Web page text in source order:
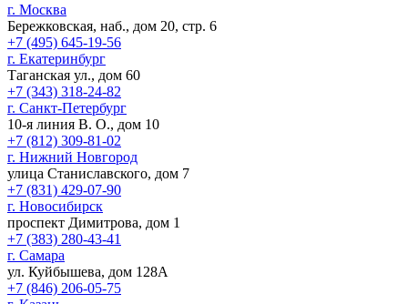
г. Москва
Бережковская, наб., дом 20, стр. 6
+7 (495) 645-19-56
г. Екатеринбург
Таганская ул., дом 60
+7 (343) 318-24-82
г. Санкт-Петербург
10-я линия В. О., дом 10
+7 (812) 309-81-02
г. Нижний Новгород
улица Станиславского, дом 7
+7 (831) 429-07-90
г. Новосибирск
проспект Димитрова, дом 1
+7 (383) 280-43-41
г. Самара
ул. Куйбышева, дом 128А
+7 (846) 206-05-75